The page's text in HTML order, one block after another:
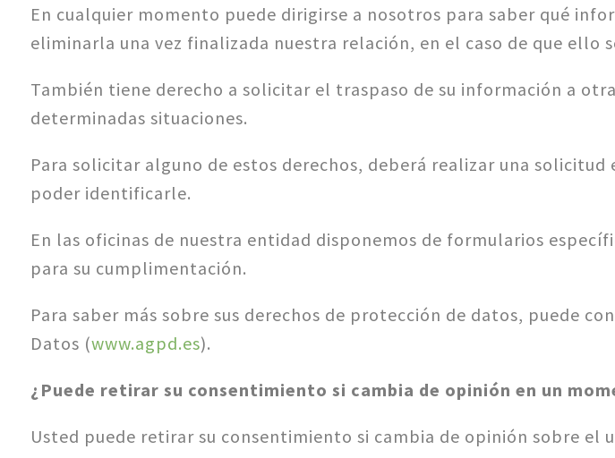
En cualquier momento puede dirigirse a nosotros para saber qué
eliminarla una vez finalizada nuestra relación, en el caso de que ello
También tiene derecho a solicitar el traspaso de su información a
determinadas situaciones.
Para solicitar alguno de estos derechos, deberá realizar una
poder identificarle.
En las oficinas de nuestra entidad disponemos de formularios
para su cumplimentación.
Para saber más sobre sus derechos de protección de datos, puede
Datos (www.agpd.es).
¿Puede retirar su consentimiento si cambia de opinión en un
Usted puede retirar su consentimiento si cambia de opinión sobre el